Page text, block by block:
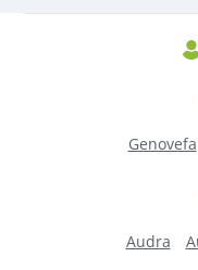
Genovefa
Audra